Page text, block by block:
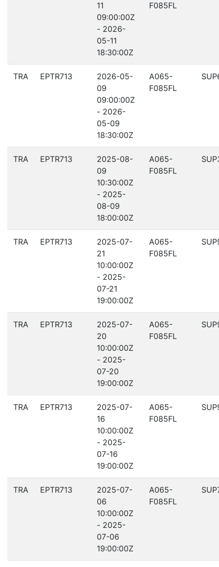
11
09:00:00Z
- 2026-
05-11
18:30:00Z
F085FL
TRA EPTR713
2026-05-
09
09:00:00Z
- 2026-
05-09
18:30:00Z
A065-
F085FL
TRA EPTR713
2025-08-
09
10:30:00Z
- 2025-
08-09
18:00:00Z
A065-
F085FL
TRA EPTR713
2025-07-
21
10:00:00Z
- 2025-
07-21
19:00:00Z
A065-
F085FL
TRA EPTR713
2025-07-
20
10:00:00Z
- 2025-
07-20
19:00:00Z
A065-
F085FL
TRA EPTR713
2025-07-
16
10:00:00Z
- 2025-
07-16
19:00:00Z
A065-
F085FL
TRA EPTR713
2025-07-
06
10:00:00Z
- 2025-
07-06
19:00:00Z
A065-
F085FL